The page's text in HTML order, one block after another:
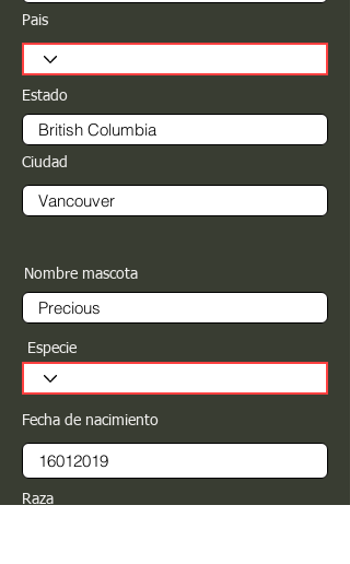
Pais
Estado
Ciudad
Nombre mascota
Especie
Fecha de nacimiento
Raza